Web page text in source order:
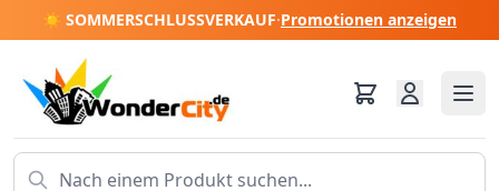
☀️ SOMMERSCHLUSSVERKAUF·Promotionen anzeigen